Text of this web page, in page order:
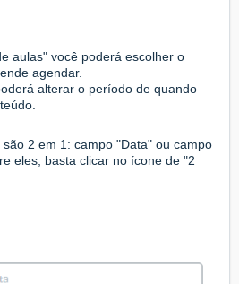
aulas" você poderá escolher o
agendar.
alterar o período de quando
2 em 1: campo "Data" ou campo
eles, basta clicar no ícone de "2